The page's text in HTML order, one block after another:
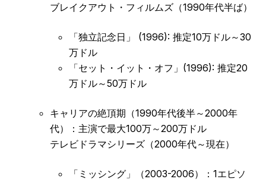
ブレイクアウト・フィルムズ（1990年代半ば）
「独立記念日」 (1996): 推定10万ドル～30
万ドル
「セット・イット・オフ」(1996): 推定20
万ドル～50万ドル
キャリアの絶頂期（1990年代後半～2000年
代）：主演で最大100万～200万ドル
テレビドラマシリーズ（2000年代～現在）
「ミッシング」（2003-2006）：1エピソ